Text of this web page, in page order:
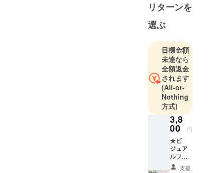
ブランド
「pharfaite/
パルフェッ
ト」を発
表。
オリジナ
ルランジェ
リー「レー
スリミテー
ション」を
展開。
2017年
・イラスト
レーターの
ERIMOさん
リターンを
選ぶ
目標金額
未達なら
全額返金
されます
(All-or-
Nothing
方式)
3,8
00 円
★ビ
ジュア
ルファ
ンブッ
支援